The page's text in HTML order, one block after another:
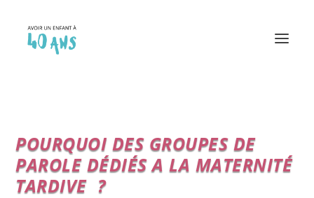
POURQUOI DES GROUPES DE
PAROLE DÉDIÉS A LA MATERNITÉ
TARDIVE ?